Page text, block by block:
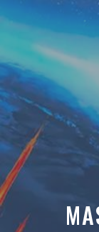
contenido